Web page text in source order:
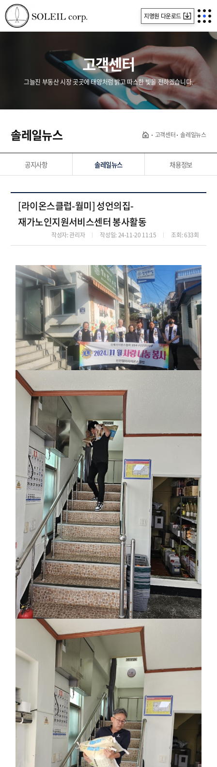
지명원 다운로드
고객센터
그늘진 부동산 시장 곳곳에 태양처럼 밝고 따스한 빛을 전하겠습니다.
솔레일뉴스 고객센터 솔레일뉴스
공지사항 솔레일뉴스 채용정보
[라이온스클럽-월미] 성언의집-
재가노인지원서비스센터 봉사활동
작성자: 관리자 작성일: 24-11-20 11:15 조회: 633회